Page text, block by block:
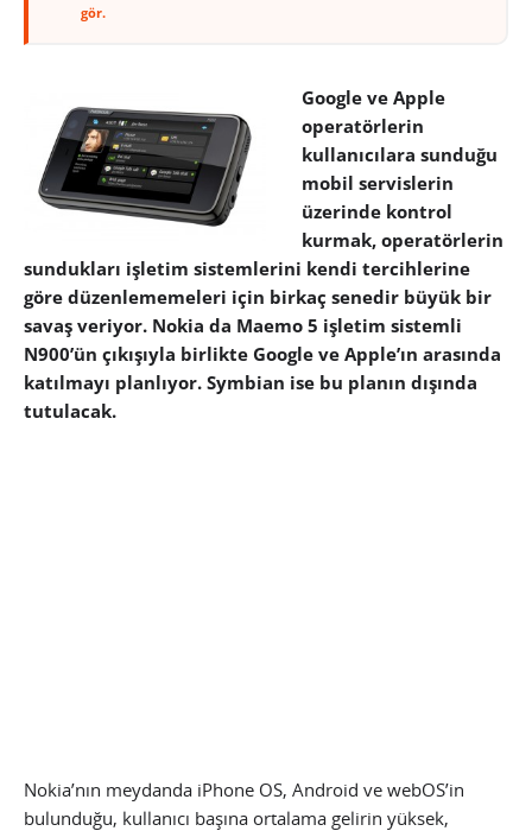
gör.
Google ve Apple
operatörlerin
kullanıcılara sunduğu
mobil servislerin
üzerinde kontrol
kurmak, operatörlerin
sundukları işletim sistemlerini kendi tercihlerine
göre düzenlememeleri için birkaç senedir büyük bir
savaş veriyor. Nokia da Maemo 5 işletim sistemli
N900’ün çıkışıyla birlikte Google ve Apple’ın arasında
katılmayı planlıyor. Symbian ise bu planın dışında
tutulacak.
Nokia’nın meydanda iPhone OS, Android ve webOS’in
bulunduğu, kullanıcı başına ortalama gelirin yüksek,